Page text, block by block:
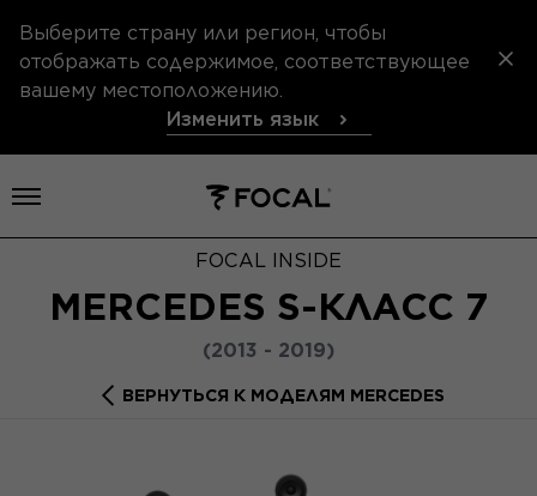
Выберите страну или регион, чтобы
отображать содержимое, соответствующее
вашему местоположению.
Изменить язык
Открыть меню
FOCAL INSIDE
MERCEDES S-КЛАСС 7
(2013 - 2019)
ВЕРНУТЬСЯ К МОДЕЛЯМ MERCEDES